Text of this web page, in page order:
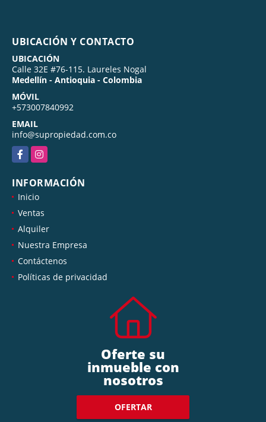
UBICACIÓN Y CONTACTO
UBICACIÓN
Calle 32E #76-115. Laureles Nogal
Medellín - Antioquia - Colombia
MÓVIL
+573007840992
EMAIL
info@supropiedad.com.co
FacebookInstagram
INFORMACIÓN
Inicio
Ventas
Alquiler
Nuestra Empresa
Contáctenos
Políticas de privacidad
Oferte su
inmueble con
nosotros
OFERTAR